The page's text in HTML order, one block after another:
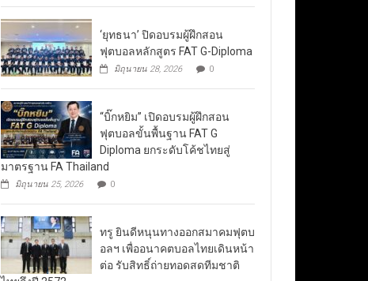
‘ยุทธนา’ ปิดอบรมผู้ฝึกสอน
ฟุตบอลหลักสูตร FAT G-Diploma
มิถุนายน 28, 2026 0
“บิ๊กหยิม” เปิดอบรมผู้ฝึกสอน
ฟุตบอลขั้นพื้นฐาน FAT G
Diploma ยกระดับโค้ชไทยสู่
มาตรฐาน FA Thailand
มิถุนายน 25, 2026 0
ทรู ยินดีหนุนทางออกสมาคมฟุตบ
อลฯ เพื่ออนาคตบอลไทยเดินหน้า
ต่อ รับสิทธิ์ถ่ายทอดสดทีมชาติ